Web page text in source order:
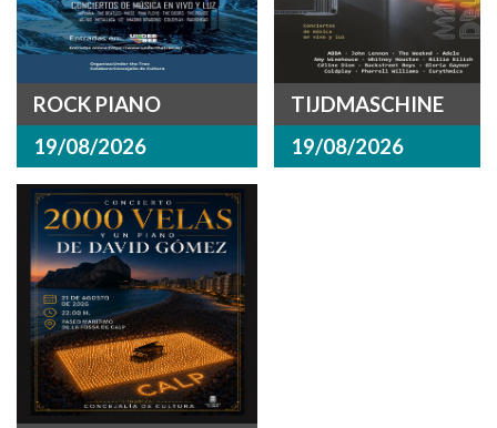
ROCK PIANO
19/08/2026
TIJDMASCHINE
19/08/2026